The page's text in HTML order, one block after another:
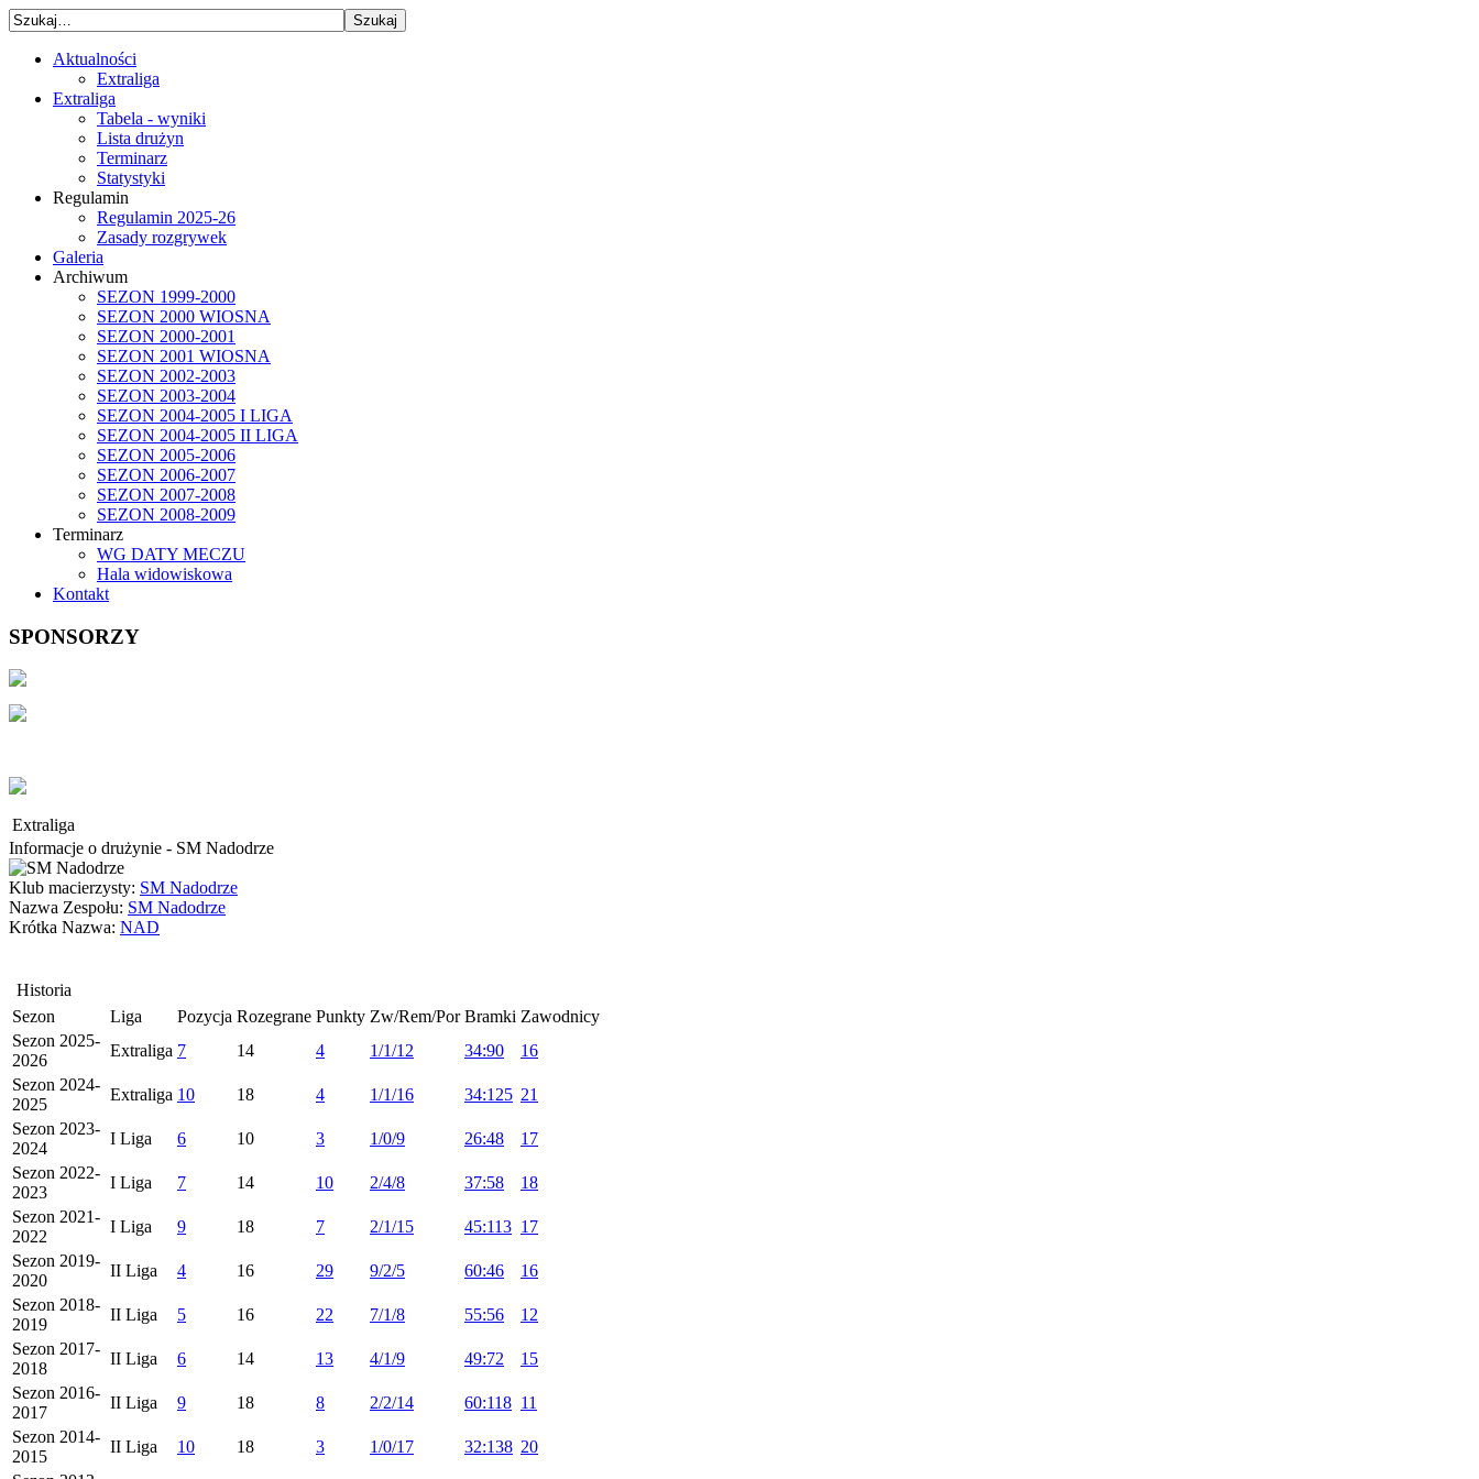
Aktualności
Extraliga
Extraliga
Tabela - wyniki
Lista drużyn
Terminarz
Statystyki
Regulamin
Regulamin 2025-26
Zasady rozgrywek
Galeria
Archiwum
SEZON 1999-2000
SEZON 2000 WIOSNA
SEZON 2000-2001
SEZON 2001 WIOSNA
SEZON 2002-2003
SEZON 2003-2004
SEZON 2004-2005 I LIGA
SEZON 2004-2005 II LIGA
SEZON 2005-2006
SEZON 2006-2007
SEZON 2007-2008
SEZON 2008-2009
Terminarz
WG DATY MECZU
Hala widowiskowa
Kontakt
SPONSORZY
Extraliga
Informacje o drużynie - SM Nadodrze
Klub macierzysty: SM Nadodrze
Nazwa Zespołu: SM Nadodrze
Krótka Nazwa: NAD
Historia
Sezon
Liga Pozycja Rozegrane Punkty Zw/Rem/Por Bramki Zawodnicy
Sezon 2025-
2026
Extraliga 7 14 4 1/1/12 34:90
16
Sezon 2024-
2025
Extraliga 10 18 4 1/1/16 34:125 21
Sezon 2023-
2024
I Liga 6 10 3 1/0/9 26:48
17
Sezon 2022-
2023
I Liga 7 14 10 2/4/8 37:58
18
Sezon 2021-
2022
I Liga 9 18 7 2/1/15 45:113 17
Sezon 2019-
2020
II Liga 4 16 29 9/2/5 60:46
16
Sezon 2018-
2019
II Liga 5 16 22 7/1/8 55:56
12
Sezon 2017-
2018
II Liga 6 14 13 4/1/9 49:72
15
Sezon 2016-
2017
II Liga 9 18 8 2/2/14 60:118 11
Sezon 2014-
2015
II Liga 10 18 3 1/0/17 32:138 20